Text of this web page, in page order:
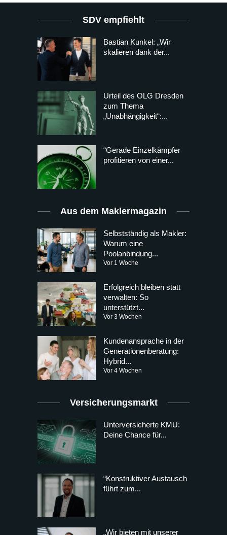
SDV empfiehlt
Bastian Kunkel: „Wir
skalieren dank der...
Urteil des OLG Dresden
zum Thema
„Unabhängigkeit“:...
“Gerade Einzelkämpfer
profitieren von einer...
Aus dem Maklermagazin
Selbstständig als Makler:
Warum eine
Poolanbindung...
Vor 1 Woche
Erfolgreich bleiben statt
verwalten: So
unterstützt...
Vor 3 Wochen
Kundenansprache in der
Generationenberatung:
Hybrid...
Vor 4 Wochen
Versicherungsmarkt
Unterversicherte KMU:
Deine Chance für...
“Konstruktiver Austausch
führt zum...
„Wir bieten mit unserer